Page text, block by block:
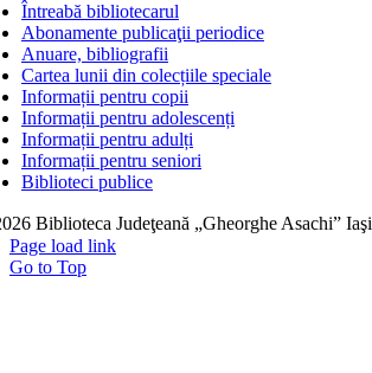
Întreabă bibliotecarul
Abonamente publicaţii periodice
Anuare, bibliografii
Cartea lunii din colecțiile speciale
Informații pentru copii
Informații pentru adolescenți
Informații pentru adulți
Informații pentru seniori
Biblioteci publice
Biblioteca Judeţeană „Gheorghe Asachi” Iaşi
Page load link
Go to Top